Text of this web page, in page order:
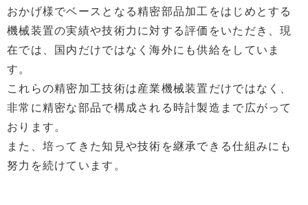
おかげ様でベースとなる精密部品加工をはじめとする
機械装置の実績や技術力に対する評価をいただき、現
在では、国内だけではなく海外にも供給をしていま
す。
これらの精密加工技術は産業機械装置だけではなく、
非常に精密な部品で構成される時計製造まで広がって
おります。
また、培ってきた知見や技術を継承できる仕組みにも
努力を続けています。